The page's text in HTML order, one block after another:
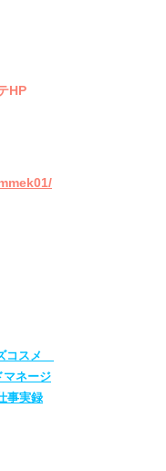
HP